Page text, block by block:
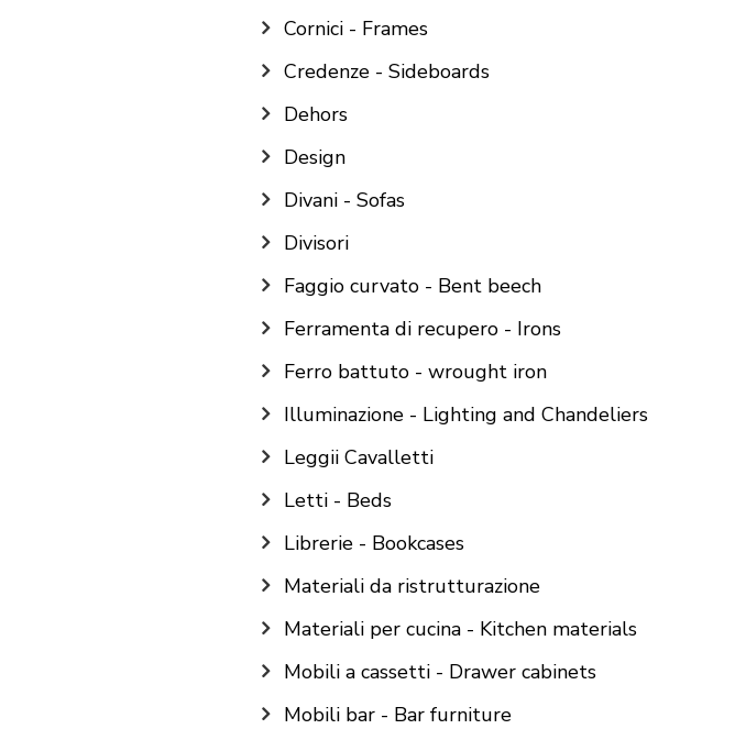
Cornici - Frames
Credenze - Sideboards
Dehors
Design
Divani - Sofas
Divisori
Faggio curvato - Bent beech
Ferramenta di recupero - Irons
Ferro battuto - wrought iron
Illuminazione - Lighting and Chandeliers
Leggii Cavalletti
Letti - Beds
Librerie - Bookcases
Materiali da ristrutturazione
Materiali per cucina - Kitchen materials
Mobili a cassetti - Drawer cabinets
Mobili bar - Bar furniture